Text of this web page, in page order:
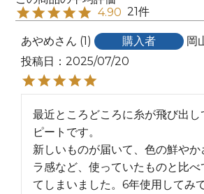
4.90 21
あやめ 1 購入者 岡
投稿日
2025/07/20
最近ところどころに糸が飛び出し
ピートです。
新しいものが届いて、色の鮮や
ラ感など、使っていたものと比べ
てしまいました。6年使用してみ